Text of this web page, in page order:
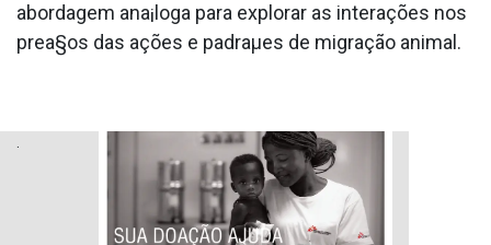
abordagem ana¡loga para explorar as interações nos
prea§os das ações e padraµes de migração animal.